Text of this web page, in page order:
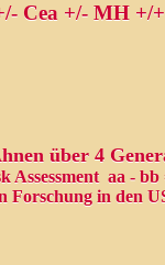
Cea +/- MH +/
über 4
Assessment aa -
Forschung in den